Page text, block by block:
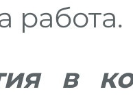
работа.
в